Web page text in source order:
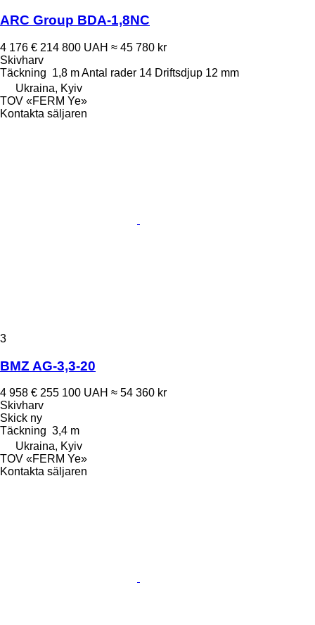
ARC Group BDA-1,8NC
4 176 € 214 800 UAH ≈ 45 780 kr
Skivharv
Täckning 1,8 mAntal rader 14 Driftsdjup 12 mm
Ukraina, Kyiv
TOV «FERM Ye»
Kontakta säljaren
3
BMZ AG-3,3-20
4 958 € 255 100 UAH ≈ 54 360 kr
Skivharv
Skick ny
Täckning 3,4 m
Ukraina, Kyiv
TOV «FERM Ye»
Kontakta säljaren